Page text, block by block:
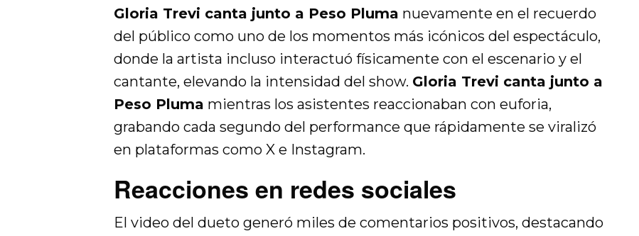
Gloria Trevi canta junto a Peso Pluma nuevamente en el recuerdo
del público como uno de los momentos más icónicos del espectáculo,
donde la artista incluso interactuó físicamente con el escenario y el
cantante, elevando la intensidad del show. Gloria Trevi canta junto a
Peso Pluma mientras los asistentes reaccionaban con euforia,
grabando cada segundo del performance que rápidamente se viralizó
en plataformas como X e Instagram.
Reacciones en redes sociales
El video del dueto generó miles de comentarios positivos, destacando